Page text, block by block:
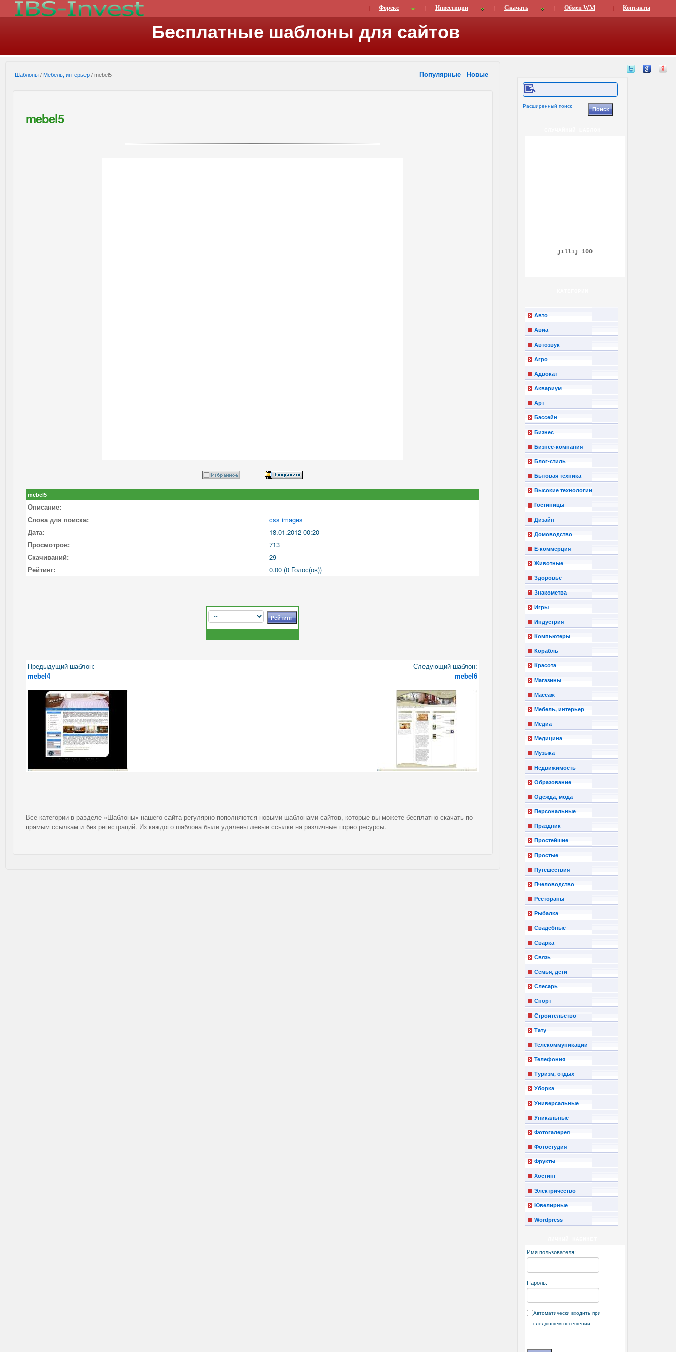
Форекс Инвестиции Скачать Обмен WM Контакты
Бесплатные шаблоны для сайтов
Шаблоны / Мебель, интерьер / mebel5 Популярные Новые
mebel5
mebel5
Описание:
Слова для поиска:
css images
Дата:
18.01.2012 00:20
Просмотров:
713
Скачиваний:
29
Рейтинг:
0.00 (0 Голос(ов))
Предыдущий шаблон:
mebel4
Следующий шаблон:
mebel6
Все категории в разделе «Шаблоны» нашего сайта регулярно пополняются новыми шаблонами сайтов, которые вы можете бесплатно скачать по
прямым ссылкам и без регистраций. Из каждого шаблона были удалены левые ссылки на различные порно ресурсы.
Расширенный поиск
jillij 100
Авто
Авиа
Автозвук
Агро
Адвокат
Аквариум
Арт
Бассейн
Бизнес
Бизнес-компания
Блог-стиль
Бытовая техника
Высокие технологии
Гостиницы
Дизайн
Домоводство
Е-коммерция
Животные
Здоровье
Знакомства
Игры
Индустрия
Компьютеры
Корабль
Красота
Магазины
Массаж
Мебель, интерьер
Медиа
Медицина
Музыка
Недвижимость
Образование
Одежда, мода
Персональные
Праздник
Простейшие
Простые
Путешествия
Пчеловодство
Рестораны
Рыбалка
Свадебные
Сварка
Связь
Семья, дети
Слесарь
Спорт
Строительство
Тату
Телекоммуникации
Телефония
Туризм, отдых
Уборка
Универсальные
Уникальные
Фотогалерея
Фотостудия
Фрукты
Хостинг
Электричество
Ювелирные
Wordpress
Имя пользователя:
Пароль:
Автоматически входить при
следующем посещении